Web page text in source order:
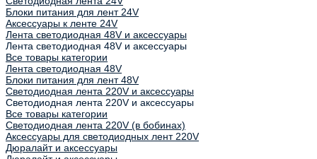
Блоки питания для лент 24V
Аксессуары к ленте 24V
Лента светодиодная 48V и аксессуары
Лента светодиодная 48V и аксессуары
Все товары категории
Лента светодиодная 48V
Блоки питания для лент 48V
Светодиодная лента 220V и аксессуары
Светодиодная лента 220V и аксессуары
Все товары категории
Светодиодная лента 220V (в бобинах)
Аксессуары для светодиодных лент 220V
Дюралайт и аксессуары